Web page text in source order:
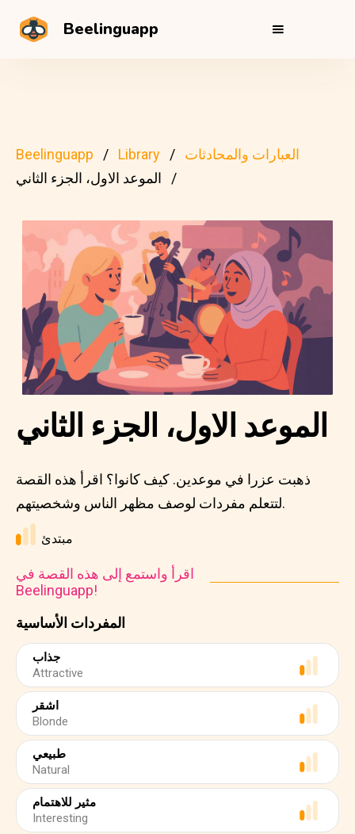
Beelinguapp
Beelinguapp Library
العبارات والمحادثات
الموعد الاول، الجزء الثاني
المفردات الأساسية
جذاب
Attractive
اشقر
Blonde
طبيعي
Natural
مثير للاهتمام
Interesting
الموعد الاول، الجزء الثاني
ذهبت عزرا في موعدين. كيف كانوا؟ اقرأ هذه القصة
لتتعلم مفردات لوصف مظهر الناس وشخصيتهم.
مبتدئ
اقرأ واستمع إلى هذه القصة في
Beelinguapp!